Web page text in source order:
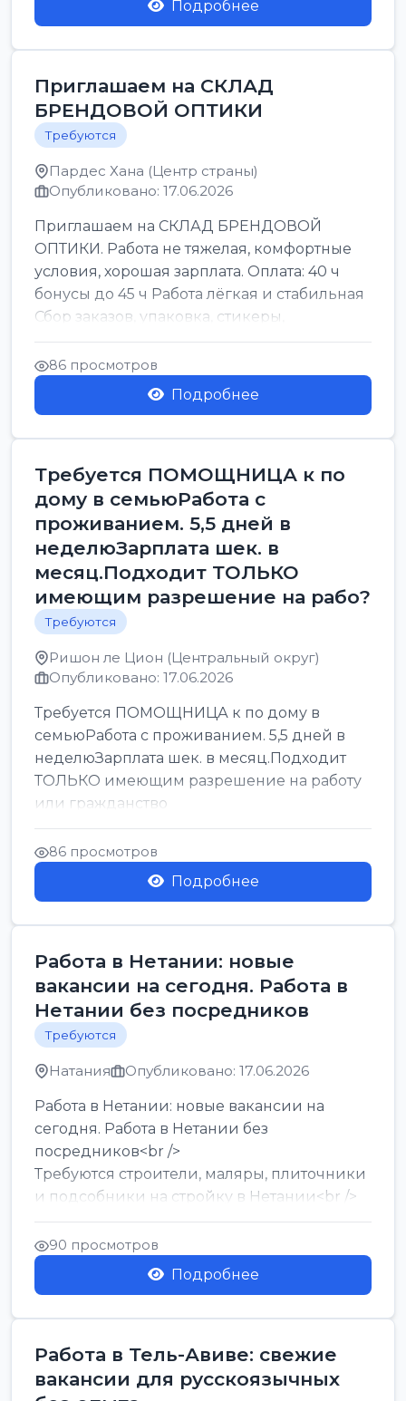
Подробнее
Приглашаем на СКЛАД
БРЕНДОВОЙ ОПТИКИ
Требуются
Пардес Хана (Центр страны)
Опубликовано: 17.06.2026
Приглашаем на СКЛАД БРЕНДОВОЙ
ОПТИКИ. Работа не тяжелая, комфортные
условия, хорошая зарплата. Оплата: 40 ч
бонусы до 45 ч Работа лёгкая и стабильная
Сбор заказов, упаковка, стикеры,
сортировка Воскре...
86 просмотров
Подробнее
Требуется ПОМОЩНИЦА к по
дому в семьюРабота с
проживанием. 5,5 дней в
неделюЗарплата шек. в
месяц.Подходит ТОЛЬКО
имеющим разрешение на рабо?
Требуются
Ришон ле Цион (Центральный округ)
Опубликовано: 17.06.2026
Требуется ПОМОЩНИЦА к по дому в
семьюРабота с проживанием. 5,5 дней в
неделюЗарплата шек. в месяц.Подходит
ТОЛЬКО имеющим разрешение на работу
или гражданство
86 просмотров
Подробнее
Работа в Нетании: новые
вакансии на сегодня. Работа в
Нетании без посредников
Требуются
Натания Опубликовано: 17.06.2026
Работа в Нетании: новые вакансии на
сегодня. Работа в Нетании без
посредников<br />
Требуются строители, маляры, плиточники
и подсобники на стройку в Нетании<br />
Срочно требуются горничные, уборщи...
90 просмотров
Подробнее
Работа в Тель-Авиве: свежие
вакансии для русскоязычных